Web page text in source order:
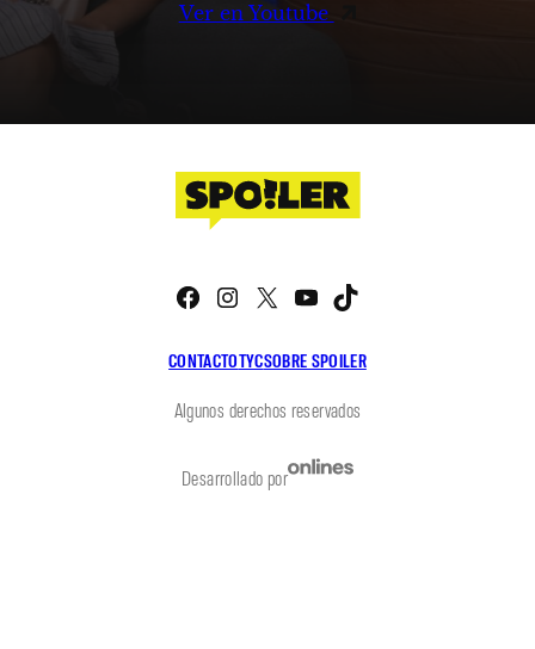
Ver en Youtube
CONTACTOTYCSOBRE SPOILER
Facebook
Instagram
X YouTube
Algunos derechos reservados
Desarrollado por